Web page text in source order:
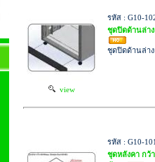
view
รหัส : G10-
ชุดปิดด้านล่าง
ชุดปิดด้านล่าง
รหัส : G10-
ชุดหลังคา กว้